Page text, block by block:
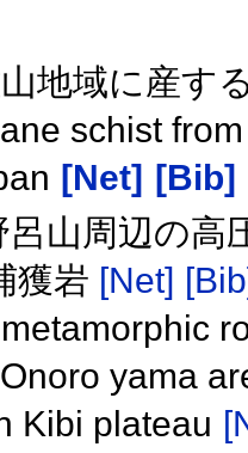
地域に産す
schist
[Net] [Bib]
山周辺の高
獲岩 [Net]
yama
Kibi plateau